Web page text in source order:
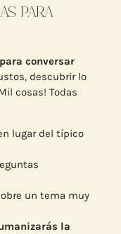
PARA
conversar
descubrir lo
cosas! Todas
lugar del típico
un tema muy
la